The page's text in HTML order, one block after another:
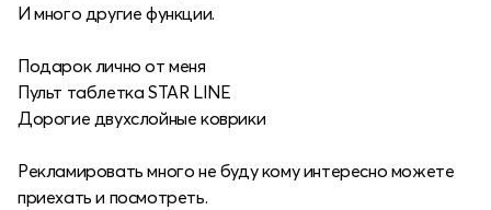
И много другие функции.
Подарок лично от меня
Пульт таблетка STAR LINE
Дорогие двухслойные коврики
Рекламировать много не буду кому интересно можете
приехать и посмотреть.